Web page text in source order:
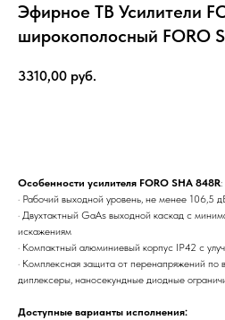
Эфирное ТВ Усилители
широкополосный FORO
3310,00 руб.
Особенности усилителя FORO SHA 848R:
· Рабочий выходной уровень, не менее 106,5
· Двухтактный GaAs выходной каскад с
искажениям
· Компактный алюминиевый корпус IP42 с
· Комплексная защита от перенапряжений по
диплексеры, наносекундные диодные
Доступные варианты исполнения: